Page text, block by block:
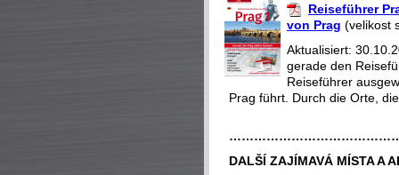
Reiseführer
von Prag (velikost
Aktualisiert:
gerade den
Reiseführer
Prag führt. Durch die Orte,
DALŠÍ ZAJÍMAVÁ MÍSTA A